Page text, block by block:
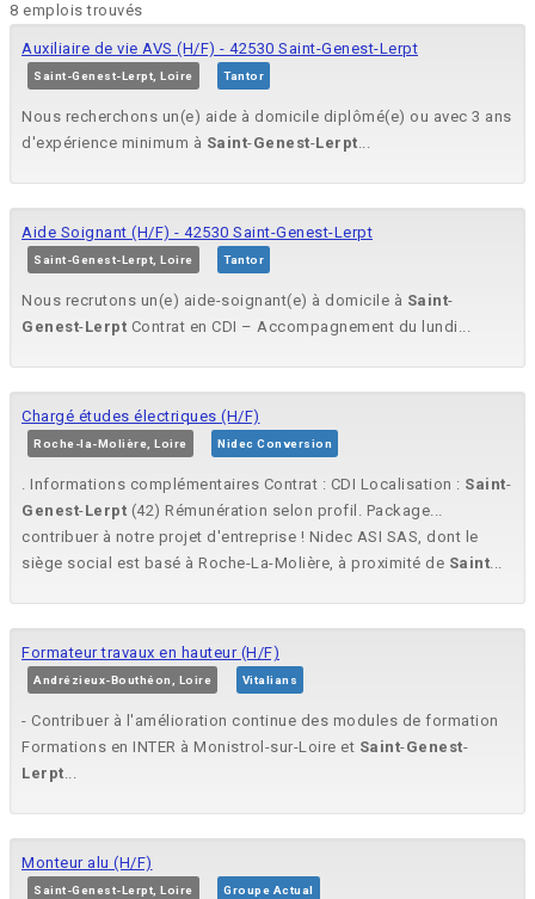
8 emplois trouvés
Auxiliaire de vie AVS (H/F) - 42530 Saint-Genest-Lerpt
Saint-Genest-Lerpt, Loire Tantor
Nous recherchons un(e) aide à domicile diplômé(e) ou avec 3 ans
d'expérience minimum à Saint-Genest-Lerpt...
Aide Soignant (H/F) - 42530 Saint-Genest-Lerpt
Saint-Genest-Lerpt, Loire Tantor
Nous recrutons un(e) aide-soignant(e) à domicile à Saint-
Genest-Lerpt Contrat en CDI – Accompagnement du lundi...
Chargé études électriques (H/F)
Roche-la-Molière, Loire Nidec Conversion
. Informations complémentaires Contrat : CDI Localisation : Saint-
Genest-Lerpt (42) Rémunération selon profil. Package...
contribuer à notre projet d'entreprise ! Nidec ASI SAS, dont le
siège social est basé à Roche-La-Molière, à proximité de Saint...
Formateur travaux en hauteur (H/F)
Andrézieux-Bouthéon, Loire Vitalians
- Contribuer à l'amélioration continue des modules de formation
Formations en INTER à Monistrol-sur-Loire et Saint-Genest-
Lerpt...
Monteur alu (H/F)
Saint-Genest-Lerpt, Loire Groupe Actual